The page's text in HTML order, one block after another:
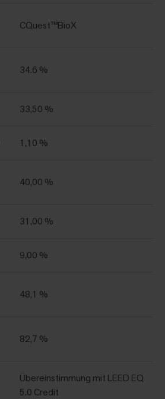
CQuest™BioX
34.6 %
33,50 %
1,10 %
40,00 %
31,00 %
9,00 %
48,1 %
82,7 %
Übereinstimmung mit LEED EQ
5.0 Credit